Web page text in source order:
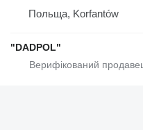
Польща, Korfantów
"DADPOL"